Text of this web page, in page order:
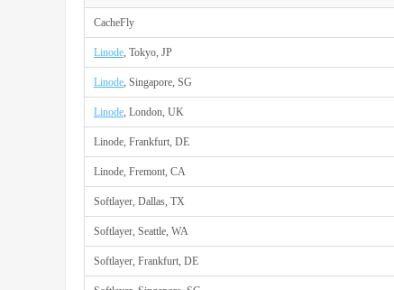
CacheFly
Linode, Tokyo, JP
Linode, Singapore, SG
Linode, London, UK
Linode, Frankfurt, DE
Linode, Fremont, CA
Softlayer, Dallas, TX
Softlayer, Seattle, WA
Softlayer, Frankfurt, DE